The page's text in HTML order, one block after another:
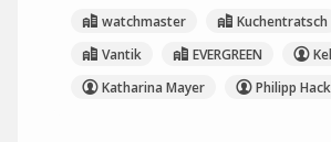
watchmaster
Kuchentratsch
Vantik
EVERGREEN
Katharina Mayer
Philipp